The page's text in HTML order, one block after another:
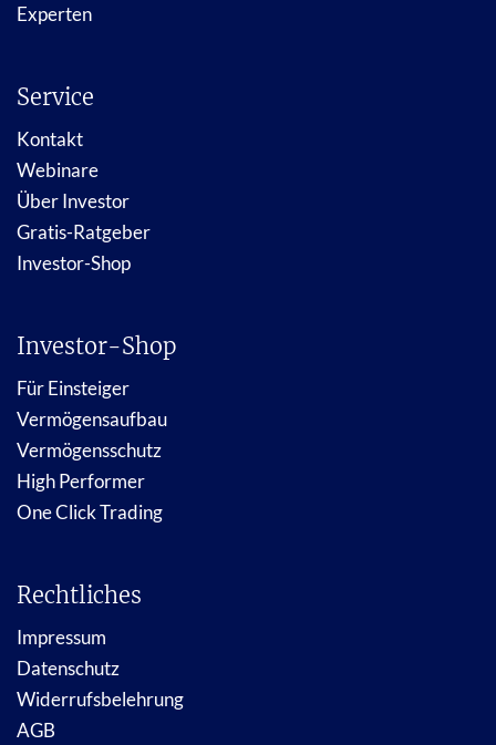
Experten
Service
Kontakt
Webinare
Über Investor
Gratis-Ratgeber
Investor-Shop
Investor-Shop
Für Einsteiger
Vermögensaufbau
Vermögensschutz
High Performer
One Click Trading
Rechtliches
Impressum
Datenschutz
Widerrufsbelehrung
AGB